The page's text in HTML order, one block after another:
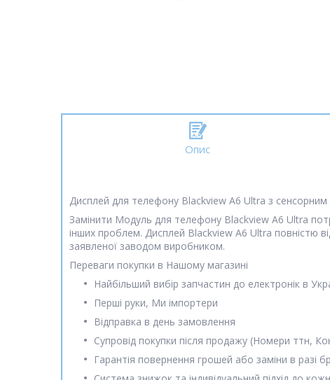
Опис
Дисплей для телефону Blackview A6 Ultra з
Замінити Модуль для телефону Blackview A6 Ultra
інших проблем. Дисплей Blackview A6 Ultra повністю
заявленої заводом виробником.
Переваги покупки в Нашому магазині
Найбільший вибір запчастин до електронік в
Перші руки, Ми імпортери
Відправка в день замовлення
Супровід покупки після продажу (Номери ттн,
Гарантія повернення грошей або заміни в разі